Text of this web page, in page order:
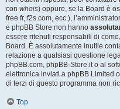
con whois) oppure, se la Board è
free.fr, f2s.com, ecc.),
e phpBB Store non hanno
essere ritenuti responsabili di
Board. È assolutamente inutile
relazione a qualsiasi questione
phpBB.com, phpBB-Store.it o al
elettronica inviati a phpBB Limited
di terzi di questo programma non
Top